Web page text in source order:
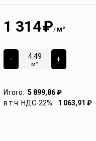
1 314₽/ м²
-
м²
+
Итого: 5 899,86₽
в т.ч. НДС-22%:
1 063,91 ₽